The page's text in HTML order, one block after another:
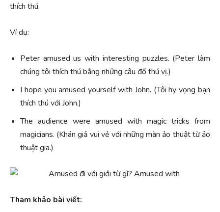
thích thú.
Ví dụ:
Peter amused us with interesting puzzles. (Peter làm
chúng tôi thích thú bằng những câu đố thú vị.)
I hope you amused yourself with John. (Tôi hy vọng bạn
thích thú với John.)
The audience were amused with magic tricks from
magicians. (Khán giả vui vẻ với những màn ảo thuật từ ảo
thuật gia.)
Tham khảo bài viết: